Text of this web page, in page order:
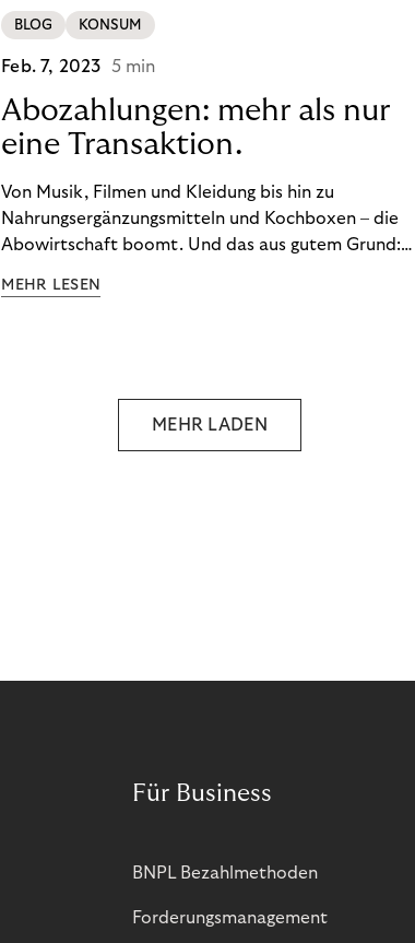
BLOG KONSUM
Feb. 7, 2023 5 min
Abozahlungen: mehr als nur
eine Transaktion.
Von Musik, Filmen und Kleidung bis hin zu
Nahrungsergänzungsmitteln und Kochboxen – die
Abowirtschaft boomt. Und das aus gutem Grund:
wünschen. Sie ermöglichen es uns, Produkte und
entdeckt. Und das neue Geschäftsmodell rentiert
Abozahlungen für Ihren Erfolg zu nutzen?
MEHR LESEN
MEHR LADEN
Für Business
BNPL Bezahlmethoden
Forderungsmanagement